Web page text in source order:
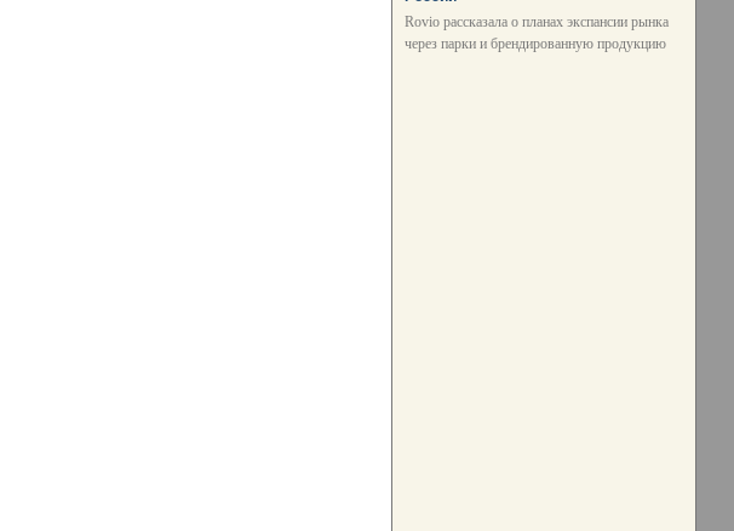
Rovio рассказала о планах экспансии рынка
через парки и брендированную продукцию